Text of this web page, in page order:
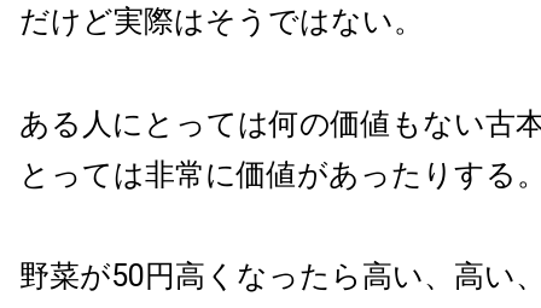
だけど実際はそうではない。
ある人にとっては何の価値もない古
とっては非常に価値があったりする
野菜が50円高くなったら高い、高い